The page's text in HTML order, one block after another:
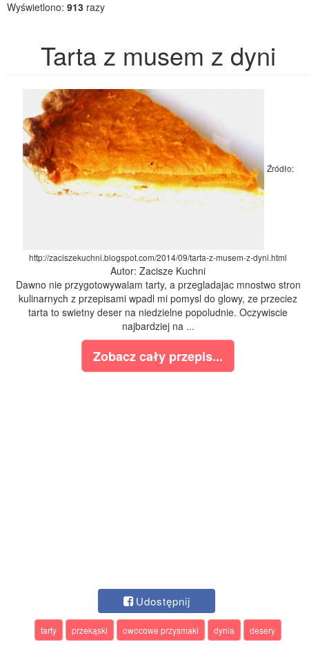
Wyświetlono: 913 razy
Tarta z musem z dyni
Źródło:
http://zaciszekuchni.blogspot.com/2014/09/tarta-z-musem-z-dyni.html
Autor: Zacisze Kuchni
Dawno nie przygotowywalam tarty, a przegladajac mnostwo stron
kulinarnych z przepisami wpadl mi pomysl do glowy, ze przeciez
tarta to swietny deser na niedzielne popoludnie. Oczywiscie
najbardziej na ...
Zobacz cały przepis...
Udostępnij
tarty przekąski owocowe przysmaki dynia desery